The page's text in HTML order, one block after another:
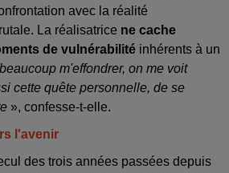
avec la réalité
La réalisatrice ne cache
de vulnérabilité inhérents à un
m'effondrer, on me voit
cette quête personnelle, de se
», confesse-t-elle.
l'avenir
des trois années passées depuis